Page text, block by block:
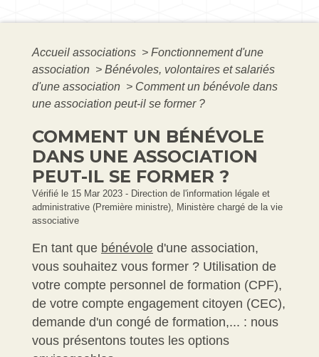
Accueil associations > Fonctionnement d'une
association > Bénévoles, volontaires et salariés
d'une association > Comment un bénévole dans
une association peut-il se former ?
COMMENT UN BÉNÉVOLE
DANS UNE ASSOCIATION
PEUT-IL SE FORMER ?
Vérifié le 15 Mar 2023 - Direction de l'information légale et
administrative (Première ministre), Ministère chargé de la vie
associative
En tant que bénévole d'une association,
vous souhaitez vous former ? Utilisation de
votre compte personnel de formation (CPF),
de votre compte engagement citoyen (CEC),
demande d'un congé de formation,... : nous
vous présentons toutes les options